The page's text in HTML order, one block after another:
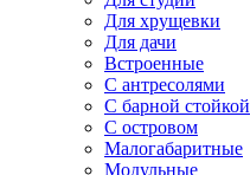
Для хрущевки
Для дачи
Встроенные
С антресолями
С барной стойкой
С островом
Малогабаритные
Модульные